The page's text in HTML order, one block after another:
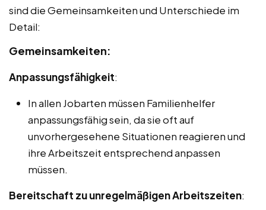
sind die Gemeinsamkeiten und Unterschiede im
Detail:
Gemeinsamkeiten:
Anpassungsfähigkeit:
In allen Jobarten müssen Familienhelfer
anpassungsfähig sein, da sie oft auf
unvorhergesehene Situationen reagieren und
ihre Arbeitszeit entsprechend anpassen
müssen.
Bereitschaft zu unregelmäßigen Arbeitszeiten: